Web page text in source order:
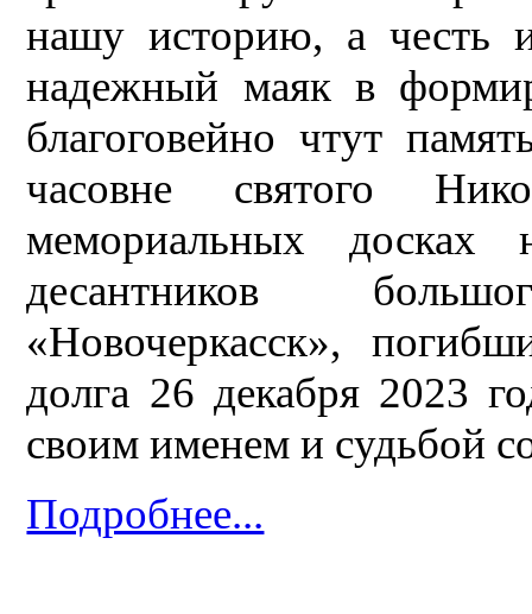
нашу историю, а честь
надежный маяк в
благоговейно чтут
часовне святого
мемориальных досках
десантников
«Новочеркасск»,
долга 26 декабря 2023
своим именем и судьбой
Подробнее...